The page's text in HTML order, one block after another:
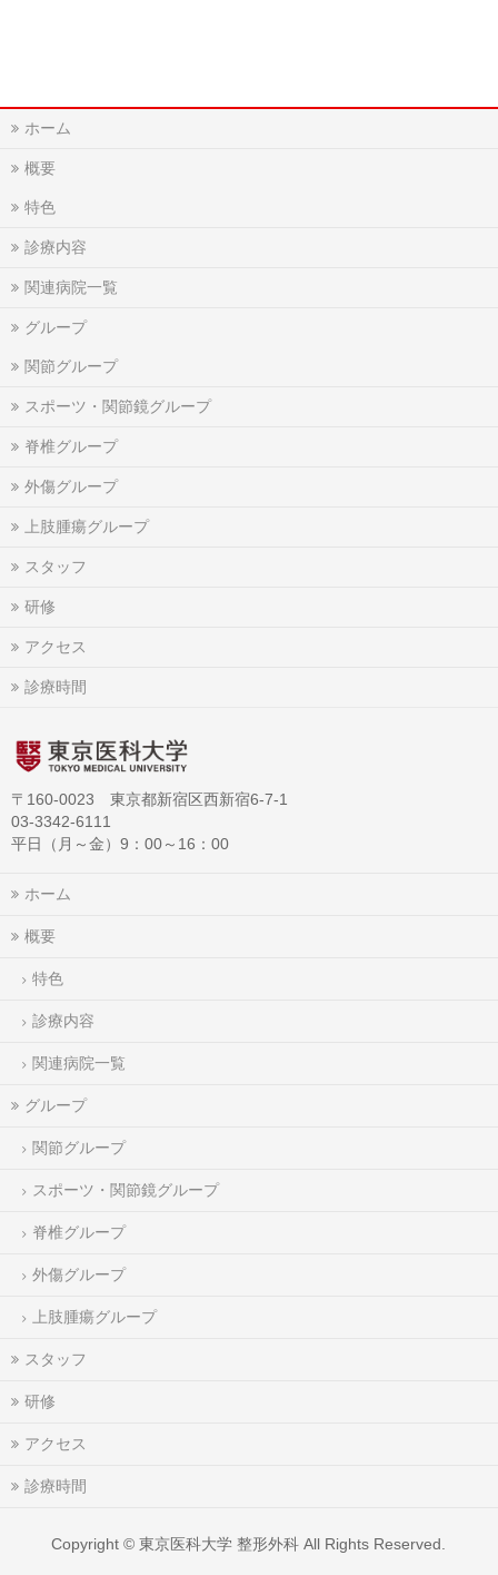
ホーム
概要
特色
診療内容
関連病院一覧
グループ
関節グループ
スポーツ・関節鏡グループ
脊椎グループ
外傷グループ
上肢腫瘍グループ
スタッフ
研修
アクセス
診療時間
〒160-0023 東京都新宿区西新宿6-7-1
03-3342-6111
平日（月～金）9：00～16：00
ホーム
概要
特色
診療内容
関連病院一覧
グループ
関節グループ
スポーツ・関節鏡グループ
脊椎グループ
外傷グループ
上肢腫瘍グループ
スタッフ
研修
アクセス
診療時間
Copyright ©東京医科大学 整形外科 All Rights Reserved.